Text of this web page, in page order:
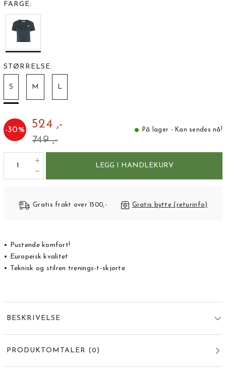
FARGE:
STØRRELSE:
S M L
-30% 524 ,-
749 ,-
På lager - Kan sendes nå!
LEGG I HANDLEKURV
Gratis frakt over 1500,- Gratis bytte (returinfo)
• Pustende komfort!
• Europeisk kvalitet
• Teknisk og stilren trenings-t-skjorte
BESKRIVELSE
PRODUKTOMTALER (0 )